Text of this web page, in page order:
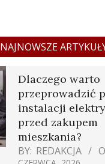
NAJNOWSZE
Dlaczego warto
przeprowadzić
instalacji
przed zakupem
mieszkania?
BY: REDAKCJA